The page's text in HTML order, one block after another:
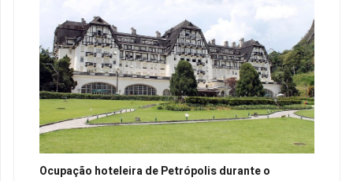
Ocupação hoteleira de Petrópolis durante o